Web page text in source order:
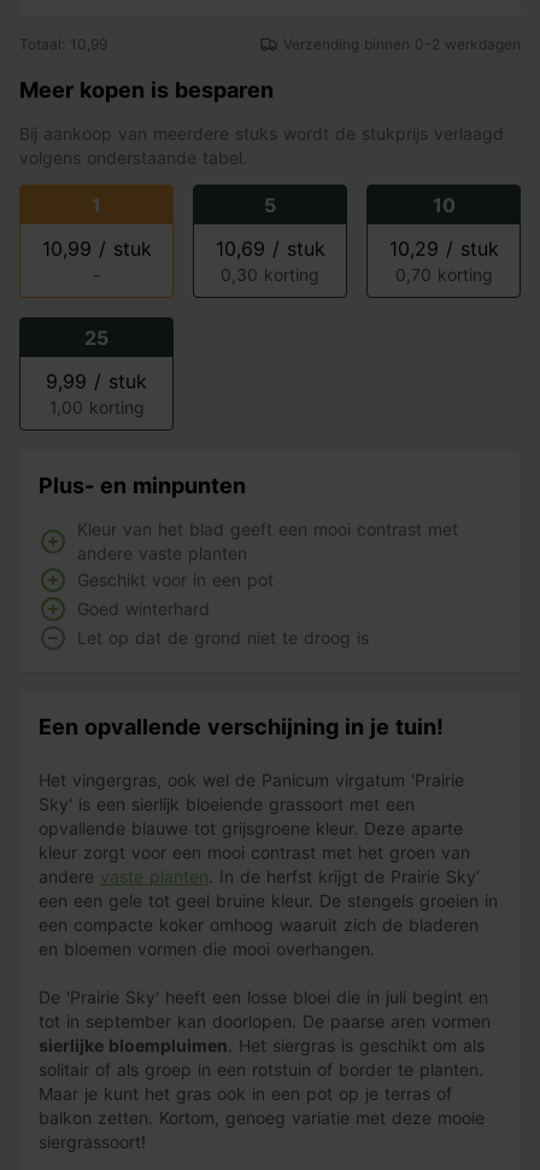
Totaal: 10,99 Verzending binnen 0-2 werkdagen
Meer kopen is besparen
Bij aankoop van meerdere stuks wordt de stukprijs verlaagd
volgens onderstaande tabel.
1
10,99 / stuk
-
5
10,69 / stuk
0,30 korting
10
10,29 / stuk
0,70 korting
25
9,99 / stuk
1,00 korting
Plus- en minpunten
Kleur van het blad geeft een mooi contrast met
andere vaste planten
Geschikt voor in een pot
Goed winterhard
Let op dat de grond niet te droog is
Een opvallende verschijning in je tuin!
Het vingergras, ook wel de Panicum virgatum 'Prairie
Sky' is een sierlijk bloeiende grassoort met een
opvallende blauwe tot grijsgroene kleur. Deze aparte
kleur zorgt voor een mooi contrast met het groen van
andere vaste planten . In de herfst krijgt de Prairie Sky’
een een gele tot geel bruine kleur. De stengels groeien in
een compacte koker omhoog waaruit zich de bladeren
en bloemen vormen die mooi overhangen.
De 'Prairie Sky' heeft een losse bloei die in juli begint en
tot in september kan doorlopen. De paarse aren vormen
sierlijke bloempluimen . Het siergras is geschikt om als
solitair of als groep in een rotstuin of border te planten.
Maar je kunt het gras ook in een pot op je terras of
balkon zetten. Kortom, genoeg variatie met deze mooie
siergrassoort!